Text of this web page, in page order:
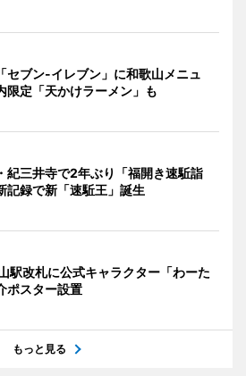
セブン-イレブン」に和歌山メニュ
定「天かけラーメン」も
紀三井寺で2年ぶり「福開き速駈詣
録で新「速駈王」誕生
駅改札に公式キャラクター「わーた
ポスター設置
もっと見る